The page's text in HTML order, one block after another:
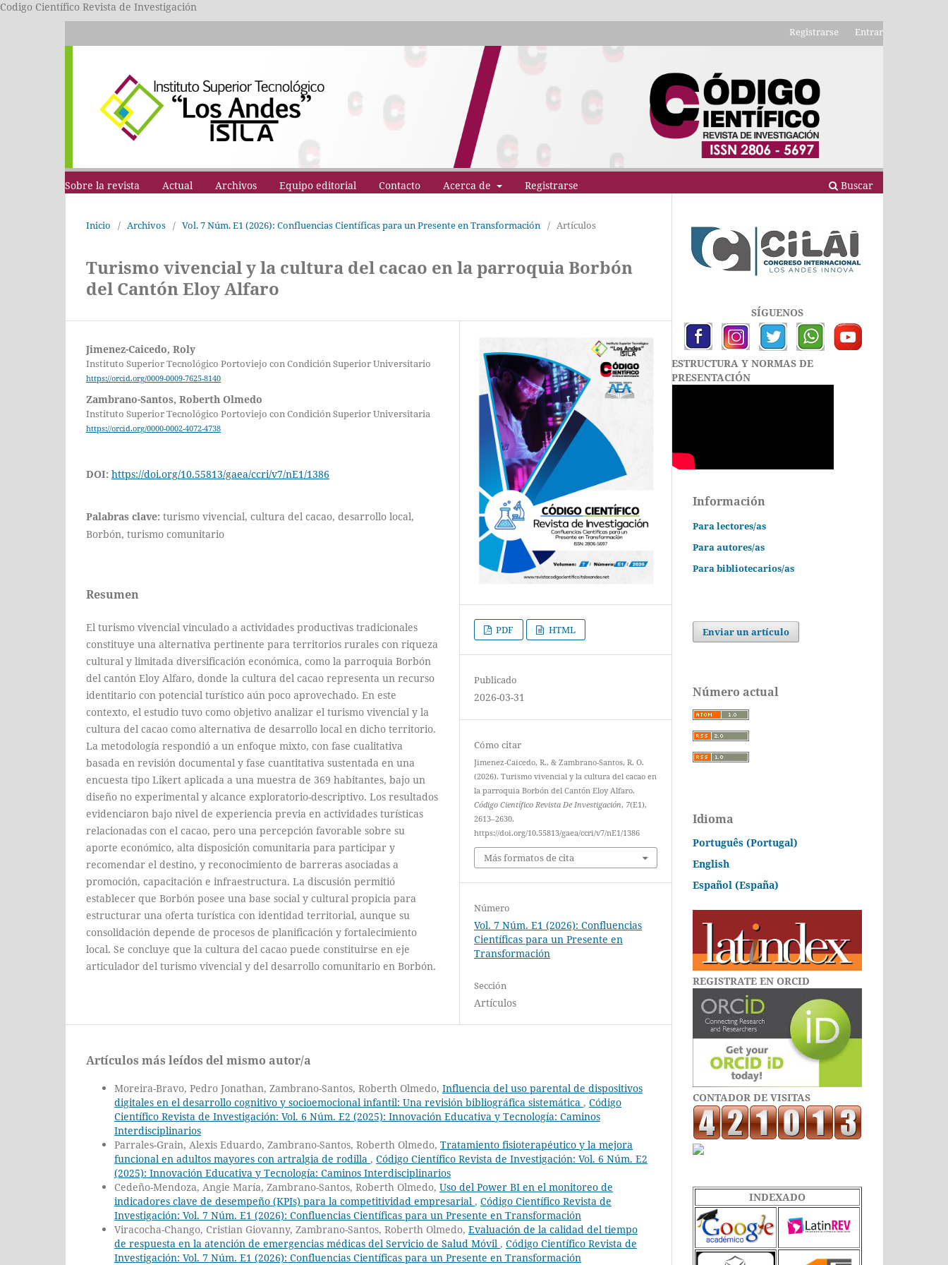
Codigo Científico Revista de Investigación
Sobre la revista Actual Archivos Equipo editorial Contacto Acerca de Registrarse Buscar
Registrarse Entrar
Inicio / Archivos / Vol. 7 Núm. E1 (2026): Confluencias Científicas para un Presente en Transformación / Artículos
Turismo vivencial y la cultura del cacao en la parroquia Borbón
del Cantón Eloy Alfaro
Jimenez-Caicedo, Roly
Instituto Superior Tecnológico Portoviejo con Condición Superior Universitario
https://orcid.org/0009-0009-7625-8140
Zambrano-Santos, Roberth Olmedo
Instituto Superior Tecnológico Portoviejo con Condición Superior Universitaria
https://orcid.org/0000-0002-4072-4738
DOI: https://doi.org/10.55813/gaea/ccri/v7/nE1/1386
Palabras clave: turismo vivencial, cultura del cacao, desarrollo local,
Borbón, turismo comunitario
Resumen
El turismo vivencial vinculado a actividades productivas tradicionales
constituye una alternativa pertinente para territorios rurales con riqueza
cultural y limitada diversificación económica, como la parroquia Borbón
del cantón Eloy Alfaro, donde la cultura del cacao representa un recurso
identitario con potencial turístico aún poco aprovechado. En este
contexto, el estudio tuvo como objetivo analizar el turismo vivencial y la
cultura del cacao como alternativa de desarrollo local en dicho territorio.
La metodología respondió a un enfoque mixto, con fase cualitativa
basada en revisión documental y fase cuantitativa sustentada en una
encuesta tipo Likert aplicada a una muestra de 369 habitantes, bajo un
diseño no experimental y alcance exploratorio-descriptivo. Los resultados
evidenciaron bajo nivel de experiencia previa en actividades turísticas
relacionadas con el cacao, pero una percepción favorable sobre su
aporte económico, alta disposición comunitaria para participar y
recomendar el destino, y reconocimiento de barreras asociadas a
promoción, capacitación e infraestructura. La discusión permitió
establecer que Borbón posee una base social y cultural propicia para
estructurar una oferta turística con identidad territorial, aunque su
consolidación depende de procesos de planificación y fortalecimiento
local. Se concluye que la cultura del cacao puede constituirse en eje
articulador del turismo vivencial y del desarrollo comunitario en Borbón.
PDF HTML
Publicado
2026-03-31
Cómo citar
Jimenez-Caicedo, R., & Zambrano-Santos, R. O.
(2026). Turismo vivencial y la cultura del cacao en
la parroquia Borbón del Cantón Eloy Alfaro.
Código Científico Revista De Investigación, 7(E1),
2613–2630.
https://doi.org/10.55813/gaea/ccri/v7/nE1/1386
Más formatos de cita
Número
Vol. 7 Núm. E1 (2026): Confluencias
Científicas para un Presente en
Transformación
Sección
Artículos
Artículos más leídos del mismo autor/a
Moreira-Bravo, Pedro Jonathan, Zambrano-Santos, Roberth Olmedo, Influencia del uso parental de dispositivos
digitales en el desarrollo cognitivo y socioemocional infantil: Una revisión bibliográfica sistemática , Código
Científico Revista de Investigación: Vol. 6 Núm. E2 (2025): Innovación Educativa y Tecnología: Caminos
Interdisciplinarios
Parrales-Grain, Alexis Eduardo, Zambrano-Santos, Roberth Olmedo, Tratamiento fisioterapéutico y la mejora
funcional en adultos mayores con artralgia de rodilla , Código Científico Revista de Investigación: Vol. 6 Núm. E2
(2025): Innovación Educativa y Tecnología: Caminos Interdisciplinarios
Cedeño-Mendoza, Angie María, Zambrano-Santos, Roberth Olmedo, Uso del Power BI en el monitoreo de
indicadores clave de desempeño (KPIs) para la competitividad empresarial , Código Científico Revista de
Investigación: Vol. 7 Núm. E1 (2026): Confluencias Científicas para un Presente en Transformación
Viracocha-Chango, Cristian Giovanny, Zambrano-Santos, Roberth Olmedo, Evaluación de la calidad del tiempo
de respuesta en la atención de emergencias médicas del Servicio de Salud Móvil , Código Científico Revista de
Investigación: Vol. 7 Núm. E1 (2026): Confluencias Científicas para un Presente en Transformación
SÍGUENOS
ESTRUCTURA Y NORMAS DE
PRESENTACIÓN
Información
Para lectores/as
Para autores/as
Para bibliotecarios/as
Enviar un artículo
Número actual
Idioma
Português (Portugal)
English
Español (España)
REGISTRATE EN ORCID
CONTADOR DE VISITAS
INDEXADO